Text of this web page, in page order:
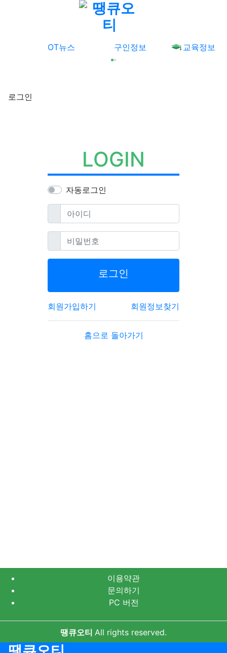
OT뉴스 구인정보 교육정보
로그인
LOGIN
자동로그인
아이디필수
비밀번호필수
로그인
회원가입하기 회원정보찾기
홈으로 돌아가기
이용약관
문의하기
PC 버전
땡큐오티 All rights reserved.